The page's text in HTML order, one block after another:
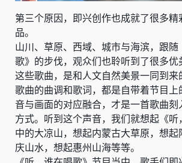
第三个原因，即兴创作也成就了很多
品。
山川、草原、西域、城市与海滨，跟随
歌》的步伐，观众们也聆听到了很多优
这些歌曲，是和人文自然美景一同到
歌曲的曲调和歌词，都是自带着节目上
音与画面的对应融合，才是一首歌曲
方式。听到这个声音，我们就想起《听
中的大凉山，想起内蒙古大草原，想
庆山水，想起惠州山海等等。